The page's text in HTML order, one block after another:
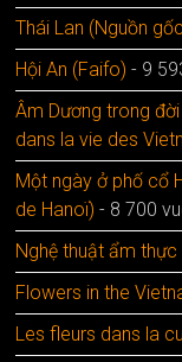
Thái Lan (Nguồn
Hội An (Faifo) - 9
Âm Dương trong
dans la vie des
Một ngày ở phố cổ
de Hanoï) - 8 700
Nghệ thuật ẩm
Flowers in the
Les fleurs dans la